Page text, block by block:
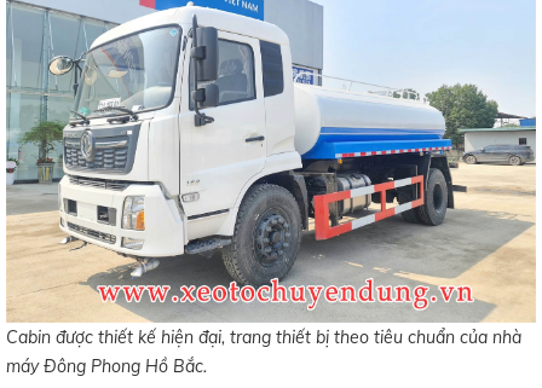
Cabin được thiết kế hiện đại, trang thiết bị theo tiêu chuẩn của nhà
máy Đông Phong Hồ Bắc.